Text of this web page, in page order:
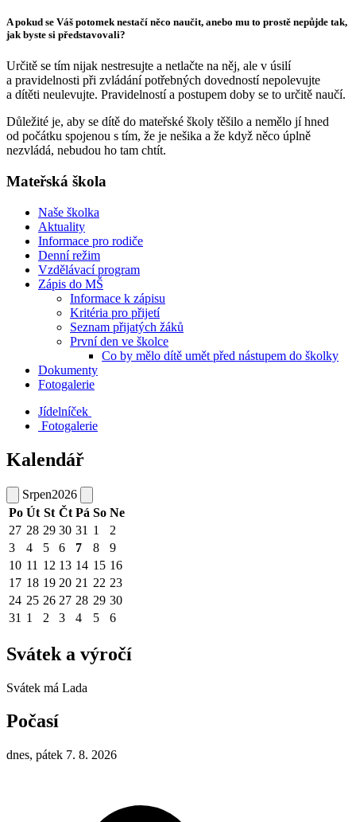
A pokud se Váš potomek nestačí něco naučit, anebo mu to prostě nepůjde tak,
jak byste si představovali?
Určitě se tím nijak nestresujte a netlačte na něj, ale v úsilí
a pravidelnosti při zvládání potřebných dovedností nepolevujte
a dítěti neulevujte. Pravidelností a postupem doby se to určitě naučí.
Důležité je, aby se dítě do mateřské školy těšilo a nemělo jí hned
od počátku spojenou s tím, že je nešika a že když něco úplně
nezvládá, nebudou ho tam chtít.
Mateřská škola
Naše školka
Aktuality
Informace pro rodiče
Denní režim
Vzdělávací program
Zápis do MŠ
Informace k zápisu
Kritéria pro přijetí
Seznam přijatých žáků
První den ve školce
Co by mělo dítě umět před nástupem do školky
Dokumenty
Fotogalerie
Jídelníček
Fotogalerie
Kalendář
Srpen2026
Po Út St Čt Pá So Ne
27 28 29 30 31 1
2
3
4 5 6 7 8
9
10 11 12 13 14 15 16
17 18 19 20 21 22 23
24 25 26 27 28 29 30
31 1 2 3 4 5 6
Svátek a výročí
Svátek má Lada
Počasí
dnes, pátek 7. 8. 2026